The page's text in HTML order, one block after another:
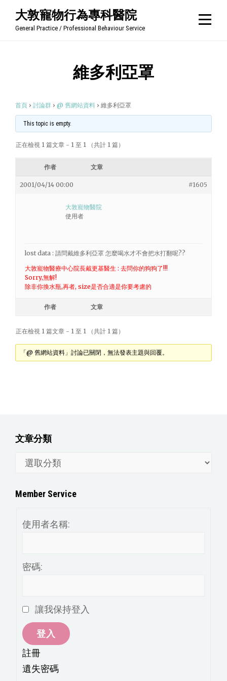
大敦寵物行為專科醫院
General Practice / Professional Behaviour Service
維多利亞罩
首頁 › 討論群 › @ 舊網站資料 › 維多利亞罩
This topic is empty.
正在檢視 1 篇文章 - 1 至 1 （共計 1 篇）
作者 文章
2001/04/14 00:00 #1605
大敦寵物醫院
使用者
lost data : 請問戴維多利亞罩 怎麼喝水才不會把水打翻呢??
大敦寵物醫療中心院長戴更基醫生 : 去問你的狗狗了!!!
Sorry,無解!
除非你換水瓶,再者, size是否合適是你要考慮的
作者 文章
正在檢視 1 篇文章 - 1 至 1 （共計 1 篇）
「@ 舊網站資料」討論已關閉，無法發表主題與回覆。
文章分類
分
Member Service
使用者名稱:
密碼:
讓我保持登入
登入
註冊
遺失密碼